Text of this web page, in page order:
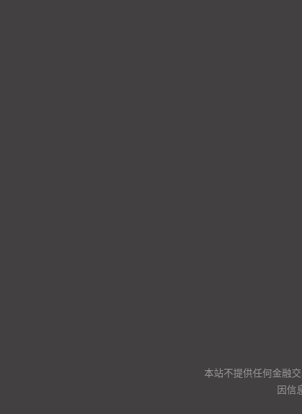
本站不提供任何金融
因信